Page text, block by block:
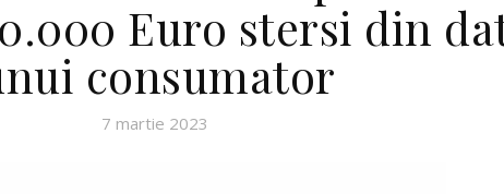
Euro stersi din
consumator
7 martie 2023